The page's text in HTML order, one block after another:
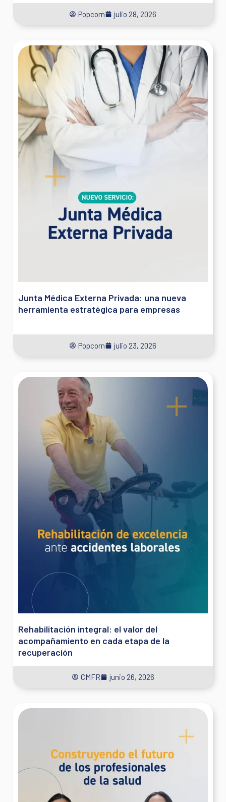
Popcorn julio 28, 2026
Junta Médica Externa Privada: una nueva
herramienta estratégica para empresas
Popcorn julio 23, 2026
Rehabilitación integral: el valor del
acompañamiento en cada etapa de la
recuperación
CMFR junio 26, 2026